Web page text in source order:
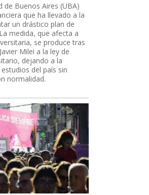
de Buenos Aires (UBA)
que ha llevado a la
un drástico plan de
medida, que afecta a
se produce tras
Milei a la ley de
dejando a la
del país sin
normalidad.